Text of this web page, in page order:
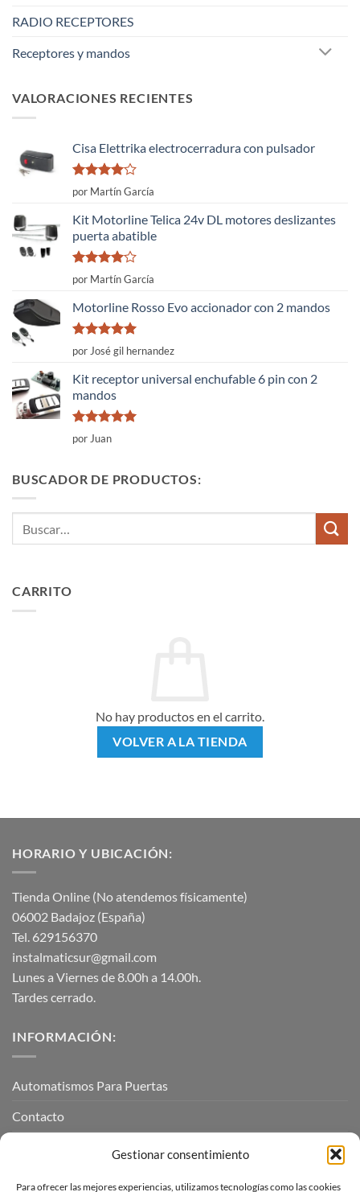
Gestionar consentimiento
Para ofrecer las mejores experiencias, utilizamos tecnologías como las cookies
RADIO RECEPTORES
Receptores y mandos
VALORACIONES RECIENTES
Cisa Elettrika electrocerradura con pulsador
Valorado
con
5
por Martín García
Kit Motorline Telica 24v DL motores deslizantes
puerta abatible
Valorado
con
5
por Martín García
Motorline Rosso Evo accionador con 2 mandos
Valorado
con
de 5
por José gil hernandez
Kit receptor universal enchufable 6 pin con 2
mandos
Valorado
con
por Juan
BUSCADOR DE PRODUCTOS:
CARRITO
No hay productos en el carrito.
VOLVER A LA TIENDA
HORARIO Y UBICACIÓN:
Tienda Online (No atendemos físicamente)
06002 Badajoz (España)
Tel. 629156370
instalmaticsur@gmail.com
Lunes a Viernes de 8.00h a 14.00h.
Tardes cerrado.
INFORMACIÓN:
Automatismos Para Puertas
Contacto